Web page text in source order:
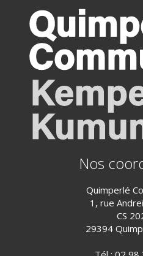
Nos
Quimperlé
1, rue
CS
29394